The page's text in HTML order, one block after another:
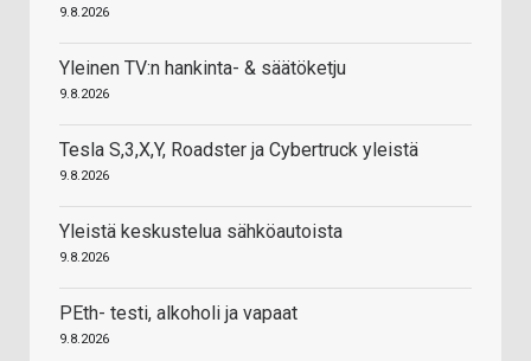
9.8.2026
Yleinen TV:n hankinta- & säätöketju
9.8.2026
Tesla S,3,X,Y, Roadster ja Cybertruck yleistä
9.8.2026
Yleistä keskustelua sähköautoista
9.8.2026
PEth- testi, alkoholi ja vapaat
9.8.2026